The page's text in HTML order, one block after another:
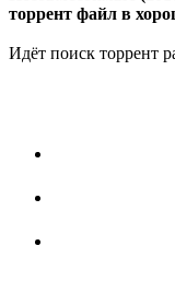
торрент файл в
Идёт поиск торрент